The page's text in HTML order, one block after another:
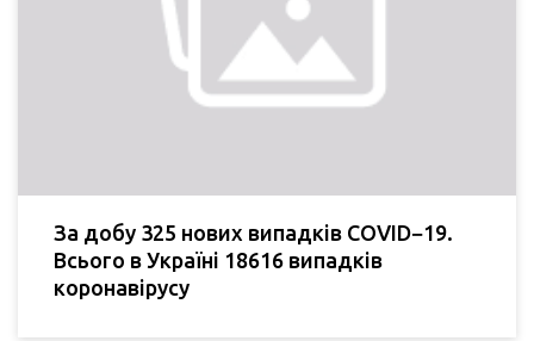
За добу 325 нових випадків COVID−19.
Всього в Україні 18616 випадків
коронавірусу